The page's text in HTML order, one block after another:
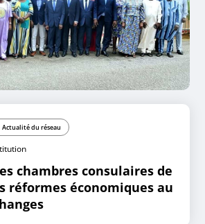
Actualité du réseau
chambres consulaires de
réformes économiques au